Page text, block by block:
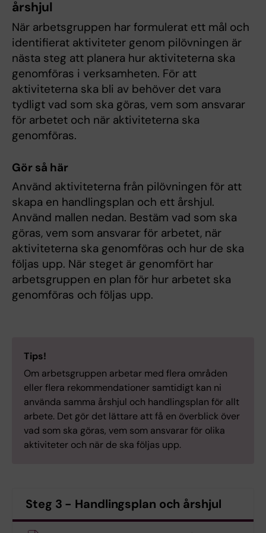
årshjul
När arbetsgruppen har formulerat ett mål och
identifierat aktiviteter genom pilövningen är
nästa steg att planera hur aktiviteterna ska
genomföras i verksamheten. För att
aktiviteterna ska bli av behöver det vara
tydligt vad som ska göras, vem som ansvarar
för arbetet och när aktiviteterna ska
genomföras.
Gör så här
Använd aktiviteterna från pilövningen för att
skapa en handlingsplan och ett årshjul.
Använd mallen nedan. Bestäm vad som ska
göras, vem som ansvarar för arbetet, när
aktiviteterna ska genomföras och hur de ska
följas upp. När steget är genomfört har
arbetsgruppen en plan för hur arbetet ska
genomföras och följas upp.
Tips!
Om arbetsgruppen arbetar med flera områden
eller flera rekommendationer samtidigt kan ni
använda samma årshjul och handlingsplan för allt
arbete. Det gör det lättare att få en överblick över
vad som ska göras, vem som ansvarar för olika
aktiviteter och när de ska följas upp.
Steg 3 - Handlingsplan och årshjul